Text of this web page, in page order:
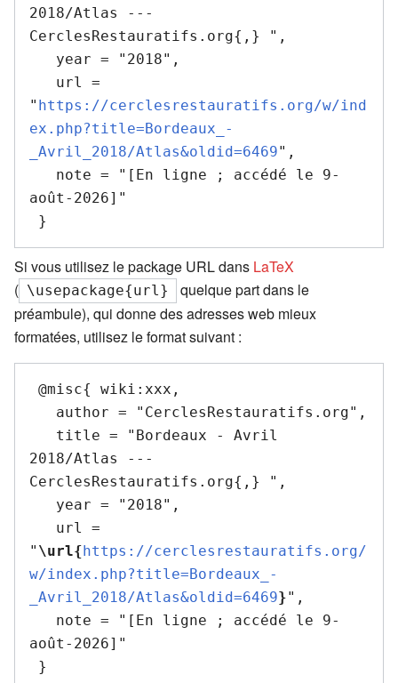
2018/Atlas ---
CerclesRestauratifs.org{,} ",
" https://cerclesrestauratifs.org/w/ind
ex.php?title=Bordeaux_-
_Avril_2018/Atlas&oldid=6469",
août-2026]"
Si vous utilisez le package URL dans LaTeX
( \usepackage{url}
quelque part dans le
préambule), qui donne des adresses web mieux
formatées, utilisez le format suivant :
2018/Atlas ---
CerclesRestauratifs.org{,} ",
" \url{ https://cerclesrestauratifs.org/
w/index.php?title=Bordeaux_-
_Avril_2018/Atlas&oldid=6469}",
août-2026]"